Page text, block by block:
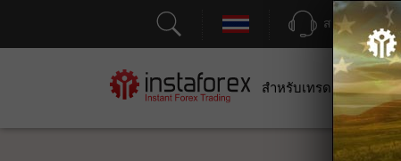
สนับสนุน
สำหรับเทรดเดอร์ สำ